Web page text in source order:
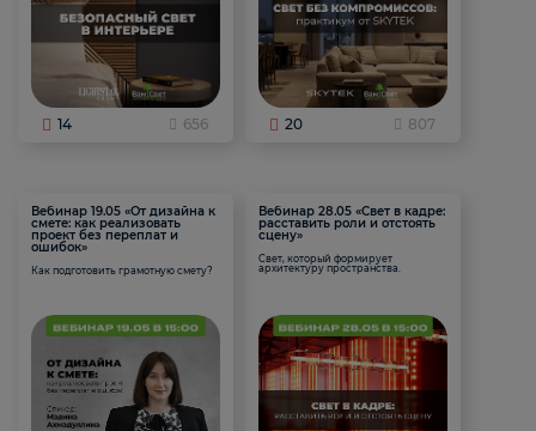
14 656 20 807
Вебинар 19.05 «От дизайна к
смете: как реализовать
проект без переплат и
ошибок»
Как подготовить грамотную смету?
Вебинар 28.05 «Свет в кадре:
расставить роли и отстоять
сцену»
Свет, который формирует
архитектуру пространства.